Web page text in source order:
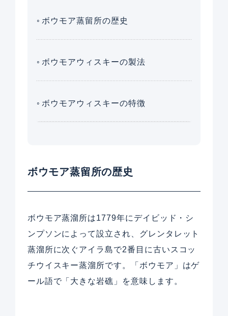
ボウモア蒸留所の歴史
ボウモアウィスキーの製法
ボウモアウィスキーの特徴
ボウモア蒸留所の歴史
ボウモア蒸溜所は1779年にデイビッド・シ
ンプソンによって設立され、グレンタレット
蒸溜所に次ぐアイラ島で2番目に古いスコッ
チウイスキー蒸溜所です。「ボウモア」はゲ
ール語で「大きな岩礁」を意味します。